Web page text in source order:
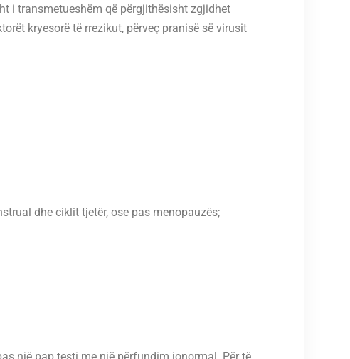
i transmetueshëm që përgjithësisht zgjidhet
kryesorë të rrezikut, përveç pranisë së virusit
dhe ciklit tjetër, ose pas menopauzës;